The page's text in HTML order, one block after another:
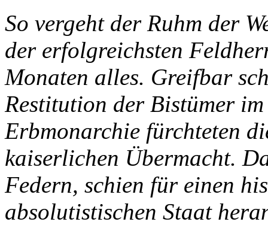
So vergeht der Ruhm der
der erfolgreichsten
Monaten alles. Greifbar
Restitution der Bistümer
Erbmonarchie fürchteten
kaiserlichen Übermacht.
Federn, schien für einen
absolutistischen Staat